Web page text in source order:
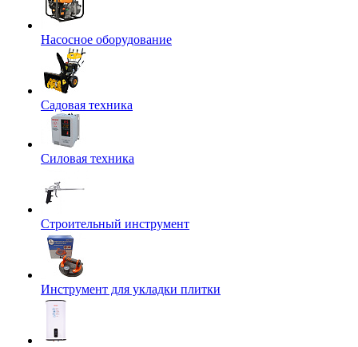
Насосное оборудование
Садовая техника
Силовая техника
Строительный инструмент
Инструмент для укладки плитки